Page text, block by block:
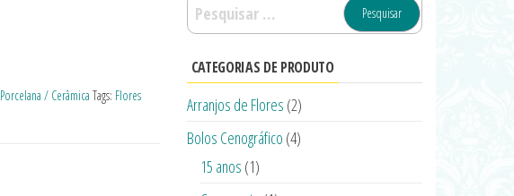
Porcelana / Cerâmica Tags: Flores
CATEGORIAS DE PRODUTO
Arranjos de Flores (2)
Bolos Cenográfico (4)
15 anos (1)